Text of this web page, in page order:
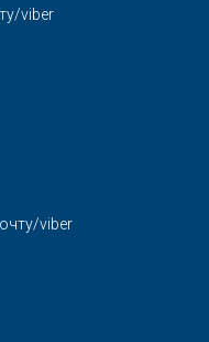
viber
viber